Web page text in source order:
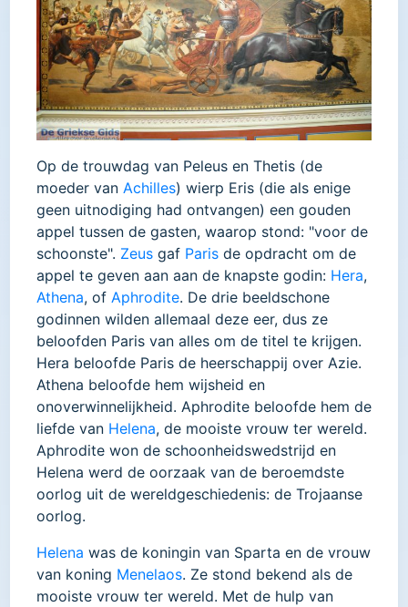
Op de trouwdag van Peleus en Thetis (de
moeder van Achilles) wierp Eris (die als enige
geen uitnodiging had ontvangen) een gouden
appel tussen de gasten, waarop stond: "voor de
schoonste". Zeus gaf Paris de opdracht om de
appel te geven aan aan de knapste godin: Hera,
Athena, of Aphrodite. De drie beeldschone
godinnen wilden allemaal deze eer, dus ze
beloofden Paris van alles om de titel te krijgen.
Hera beloofde Paris de heerschappij over Azie.
Athena beloofde hem wijsheid en
onoverwinnelijkheid. Aphrodite beloofde hem de
liefde van Helena, de mooiste vrouw ter wereld.
Aphrodite won de schoonheidswedstrijd en
Helena werd de oorzaak van de beroemdste
oorlog uit de wereldgeschiedenis: de Trojaanse
oorlog.
Helena was de koningin van Sparta en de vrouw
van koning Menelaos. Ze stond bekend als de
mooiste vrouw ter wereld. Met de hulp van